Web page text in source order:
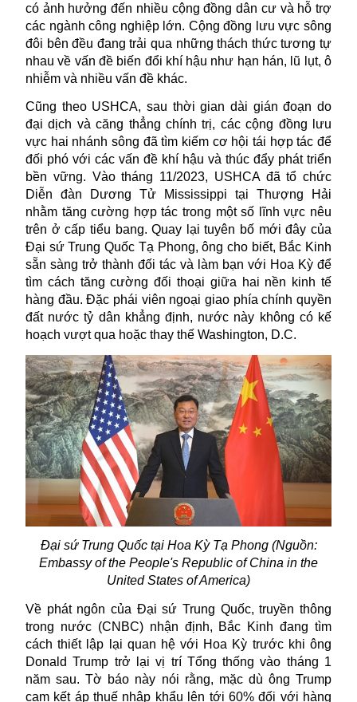
có ảnh hưởng đến nhiều cộng đồng dân cư và hỗ trợ
các ngành công nghiệp lớn. Cộng đồng lưu vực sông
đôi bên đều đang trải qua những thách thức tương tự
nhau về vấn đề biến đổi khí hậu như hạn hán, lũ lụt, ô
nhiễm và nhiều vấn đề khác.
Cũng theo USHCA, sau thời gian dài gián đoạn do
đại dịch và căng thẳng chính trị, các cộng đồng lưu
vực hai nhánh sông đã tìm kiếm cơ hội tái hợp tác để
đối phó với các vấn đề khí hậu và thúc đẩy phát triển
bền vững. Vào tháng 11/2023, USHCA đã tổ chức
Diễn đàn Dương Tử Mississippi tại Thượng Hải
nhằm tăng cường hợp tác trong một số lĩnh vực nêu
trên ở cấp tiểu bang. Quay lại tuyên bố mới đây của
Đại sứ Trung Quốc Tạ Phong, ông cho biết, Bắc Kinh
sẵn sàng trở thành đối tác và làm bạn với Hoa Kỳ để
tìm cách tăng cường đối thoại giữa hai nền kinh tế
hàng đầu. Đặc phái viên ngoại giao phía chính quyền
đất nước tỷ dân khẳng định, nước này không có kế
hoạch vượt qua hoặc thay thế Washington, D.C.
Đại sứ Trung Quốc tại Hoa Kỳ Tạ Phong (Nguồn:
Embassy of the People's Republic of China in the
United States of America)
Về phát ngôn của Đại sứ Trung Quốc, truyền thông
trong nước (CNBC) nhận định, Bắc Kinh đang tìm
cách thiết lập lại quan hệ với Hoa Kỳ trước khi ông
Donald Trump trở lại vị trí Tổng thống vào tháng 1
năm sau. Tờ báo này nói rằng, mặc dù ông Trump
cam kết áp thuế nhập khẩu lên tới 60% đối với hàng